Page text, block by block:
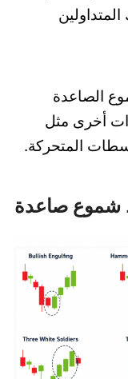
الصاعدة
أخرى مثل
المتحركة.